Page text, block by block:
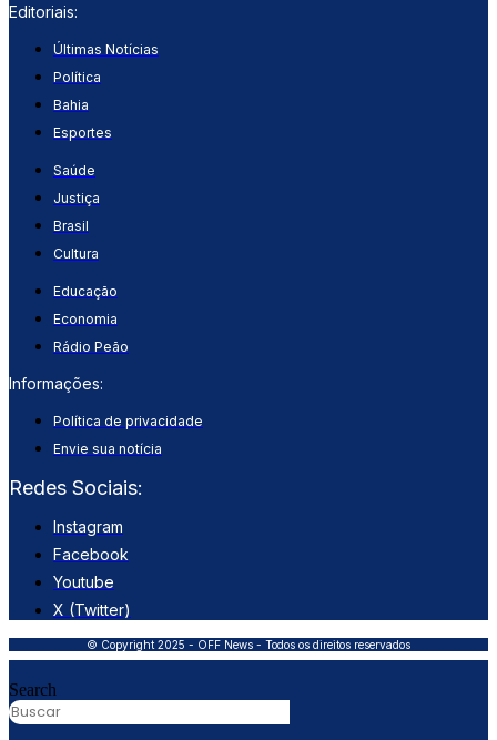
Editoriais:
Últimas Notícias
Política
Bahia
Esportes
Saúde
Justiça
Brasil
Cultura
Educação
Economia
Rádio Peão
Informações:
Política de privacidade
Envie sua notícia
Redes Sociais:
Instagram
Facebook
Youtube
X (Twitter)
© Copyright 2025 - OFF News - Todos os direitos reservados
Search